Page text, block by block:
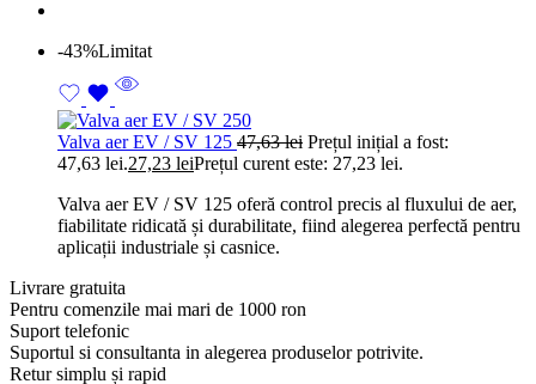
-43%Limitat
Valva aer EV / SV 125 47,63lei Prețul inițial a fost:
47,63 lei.27,23 leiPrețul curent este: 27,23 lei.
Valva aer EV / SV 125 oferă control precis al fluxului de aer,
fiabilitate ridicată și durabilitate, fiind alegerea perfectă pentru
aplicații industriale și casnice.
Livrare gratuita
Pentru comenzile mai mari de 1000 ron
Suport telefonic
Suportul si consultanta in alegerea produselor potrivite.
Retur simplu și rapid